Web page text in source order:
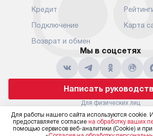
Если вам необходимо
переместить прибор к месту его
установки, пожалуйста,
предварительно обсудите это
с нашим менеджером. Эта
подлежит оплате. Важно
помнить, что если размеры
прибора не позволяют его
проходу через дверной проем,
сотрудники транспортной
службы не имеют права
Кредит
Подключение
Возврат и обмен
Карта
Мы в соцсетях
Написать
Для физических лиц
shop@moikishop.ru
Для юридических лиц
Для работы нашего сайта используются cookie.
предоставляете согласие на обработку ваших
помощью сервисов веб-аналитики (Cookie) и